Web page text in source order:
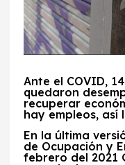
Ante el COVID,
quedaron
recuperar
hay empleos, así
En la última
de Ocupación y
febrero del 2021